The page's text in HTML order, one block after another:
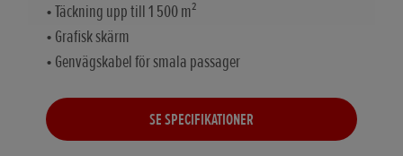
• Täckning upp till 1 500 m²
• Grafisk skärm
• Genvägskabel för smala passager
SE SPECIFIKATIONER